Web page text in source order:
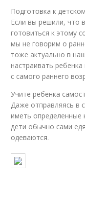
Подготовка к
Если вы решили, что
готовиться к этому
мы не говорим о
тоже актуально в
настраивать
с самого раннего
Учите ребенка
Даже отправляясь в
иметь определенные
дети обычно сами
одеваются.